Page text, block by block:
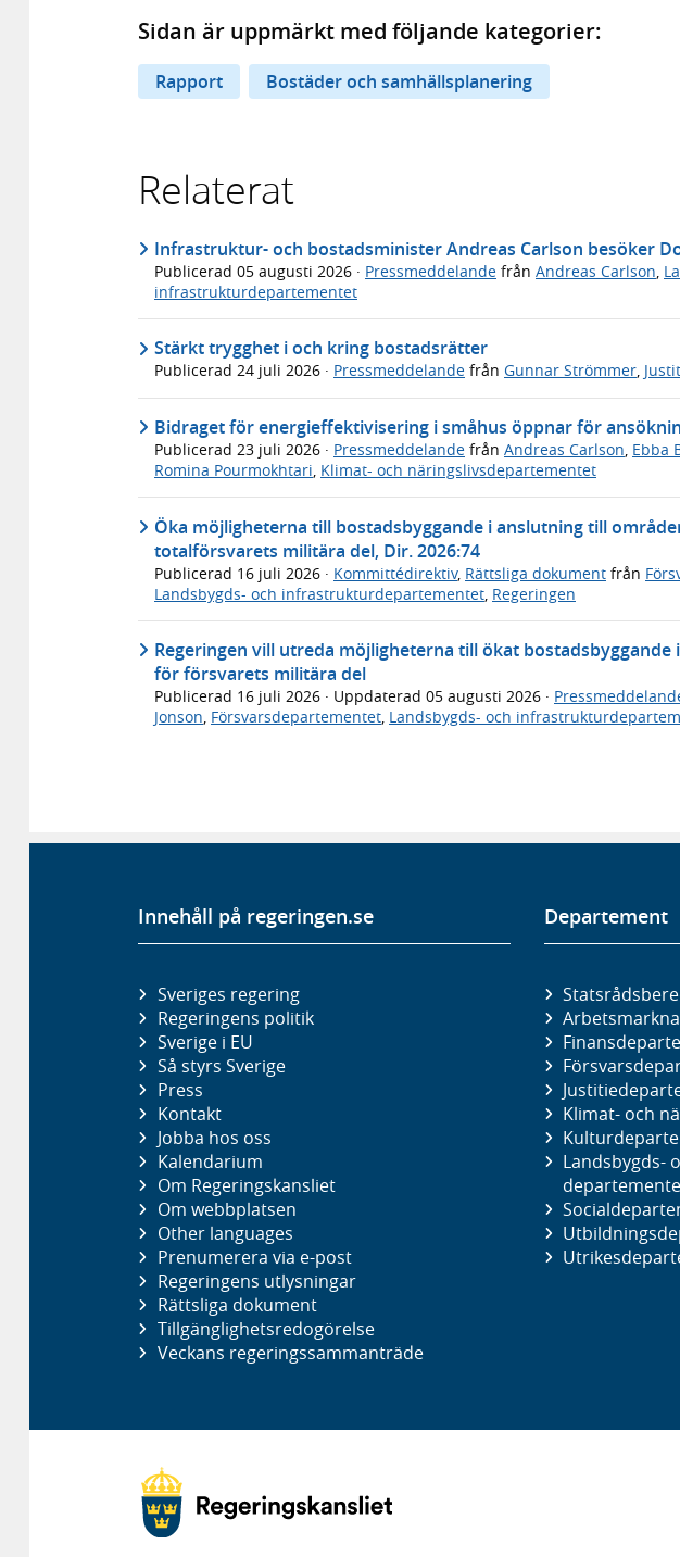
Sidan är uppmärkt med följande kategorier:
Rapport Bostäder och samhällsplanering
Relaterat
Infrastruktur- och bostadsminister Andreas Carlson besöker
Publicerad 05 augusti 2026 · Pressmeddelande från Andreas Carlson
infrastrukturdepartementet
Stärkt trygghet i och kring bostadsrätter
Publicerad 24 juli 2026 · Pressmeddelande från Gunnar Strömmer,
Bidraget för energieffektivisering i småhus öppnar för
Publicerad 23 juli 2026 · Pressmeddelande från Andreas Carlson, Ebba
Romina Pourmokhtari, Klimat- och näringslivsdepartementet
Öka möjligheterna till bostadsbyggande i anslutning till
totalförsvarets militära del, Dir. 2026:74
Publicerad 16 juli 2026 · Kommittédirektiv, Rättsliga dokument från
Landsbygds- och infrastrukturdepartementet Regeringen
Regeringen vill utreda möjligheterna till ökat
för försvarets militära del
Publicerad 16 juli 2026 · Uppdaterad 05 augusti 2026 ·
Jonson, Försvarsdepartementet, Landsbygds- och
Innehåll på regeringen.se
Sveriges regering
Regeringens politik
Sverige i EU
Så styrs Sverige
Press
Kontakt
Jobba hos oss
Kalendarium
Om Regeringskansliet
Om webbplatsen
Other languages
Prenumerera via e-post
Regeringens utlysningar
Rättsliga dokument
Tillgänglighetsredogörelse
Veckans regeringssammanträde
Departement
Klimat- och
Landsbygds-